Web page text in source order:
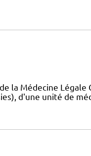
la Médecine
d'une unité de